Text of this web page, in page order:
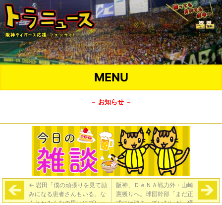
MENU
－ お知らせ －
← 岩田「僕の頑張りを見て励
みになる患者さんもいる。な
んとかみんなの思いにプレー
阪神、ＤｅＮＡ戦力外・山崎
憲獲りへ。球団幹部「まだ正
式には決まっていないが、獲